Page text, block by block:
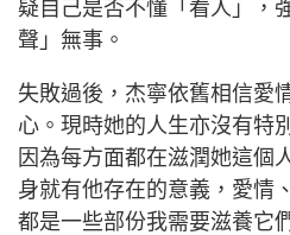
疑自己是否不懂「看人」，
聲」無事。
失敗過後，杰寧依舊相信愛
心。現時她的人生亦沒有特
因為每方面都在滋潤她這個
身就有他存在的意義，愛情
都是一些部份我需要滋養它